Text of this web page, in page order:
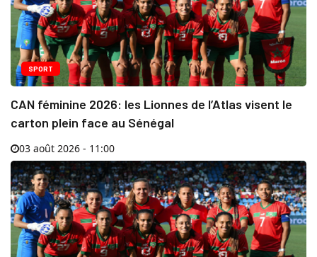
SPORT
CAN féminine 2026: les Lionnes de l’Atlas visent le
carton plein face au Sénégal
03 août 2026 - 11:00